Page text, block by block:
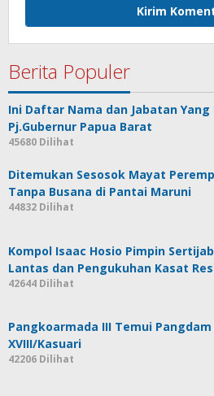
Berita Populer
Ini Daftar Nama dan Jabatan
Pj.Gubernur Papua Barat
45680 Dilihat
Ditemukan Sesosok Mayat
Tanpa Busana di Pantai Maruni
44832 Dilihat
Kompol Isaac Hosio Pimpin
Lantas dan Pengukuhan Kasat
42644 Dilihat
Pangkoarmada III Temui Pangdam
XVIII/Kasuari
42206 Dilihat